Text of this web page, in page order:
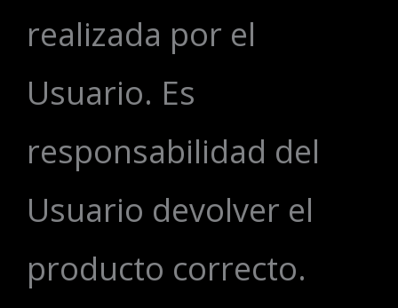
realizada por el
Usuario. Es
responsabilidad del
Usuario devolver el
producto correcto.